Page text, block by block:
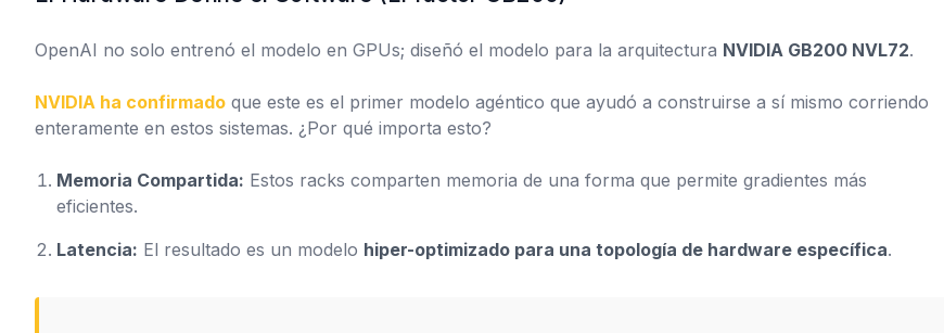
OpenAI no solo entrenó el modelo en GPUs; diseñó el modelo para la arquitectura NVIDIA GB200 NVL72.
NVIDIA ha confirmado que este es el primer modelo agéntico que ayudó a construirse a sí mismo corriendo
enteramente en estos sistemas. ¿Por qué importa esto?
Memoria Compartida: Estos racks comparten memoria de una forma que permite gradientes más
eficientes.
Latencia: El resultado es un modelo hiper-optimizado para una topología de hardware específica.